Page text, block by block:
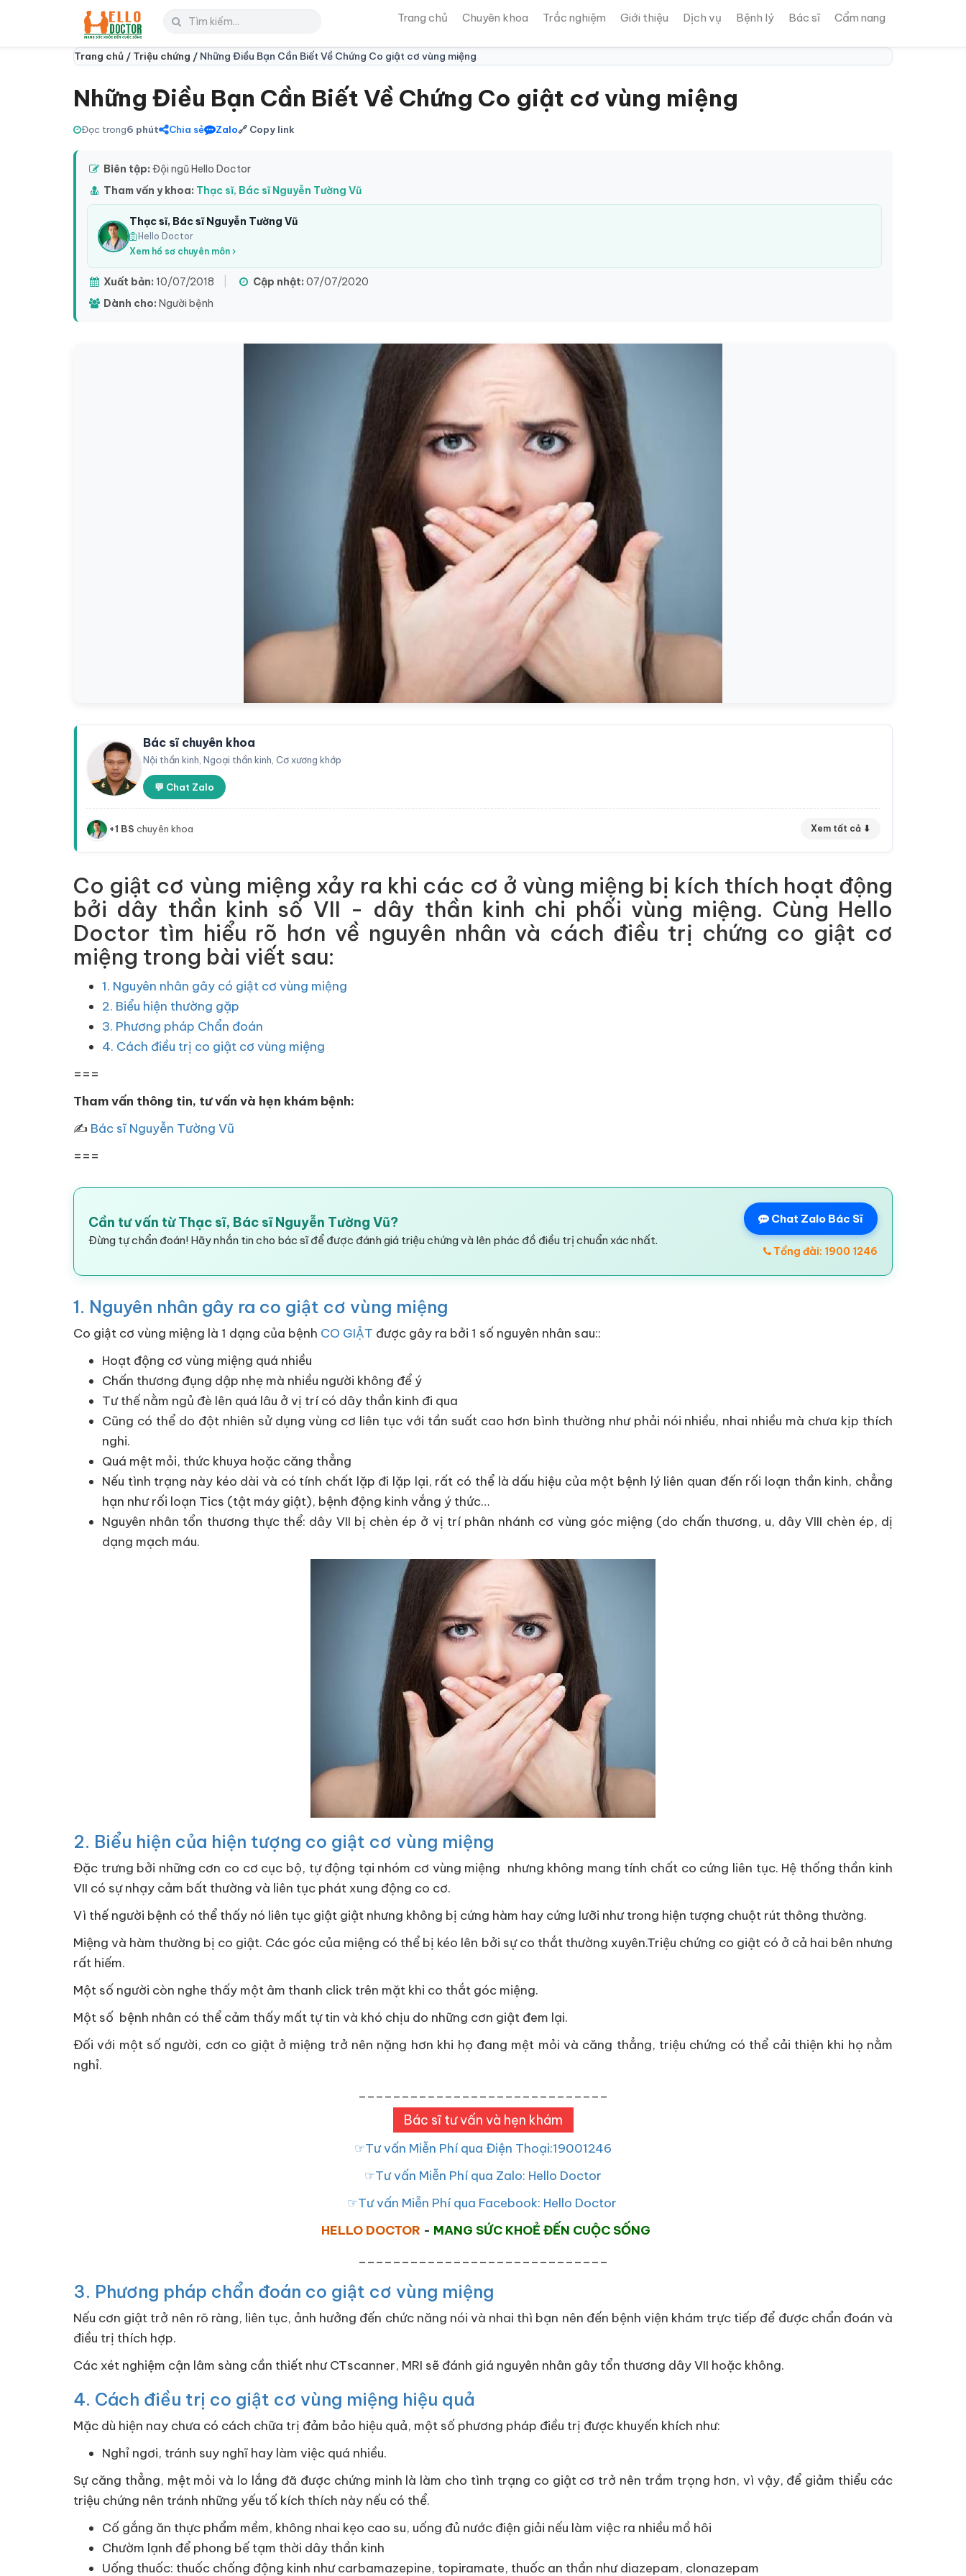
Trang chủ Chuyên khoa Trắc nghiệm Giới thiệu Dịch vụ Bệnh lý Bác sĩ Cẩm nang
Trang chủ / Triệu chứng / Những Điều Bạn Cần Biết Về Chứng Co giật cơ vùng miệng
Những Điều Bạn Cần Biết Về Chứng Co giật cơ vùng miệng
Đọc trong6 phút Chia sẻ Zalo🔗 Copy link
Biên tập: Đội ngũ Hello Doctor
Tham vấn y khoa: Thạc sĩ, Bác sĩ Nguyễn Tường Vũ
Thạc sĩ, Bác sĩ Nguyễn Tường Vũ
Hello Doctor
Xem hồ sơ chuyên môn ›
Xuất bản: 10/07/2018 Cập nhật: 07/07/2020
Dành cho: Người bệnh
Bác sĩ chuyên khoa
Nội thần kinh, Ngoại thần kinh, Cơ xương khớp
💬 Chat Zalo
+1 BS chuyên khoa Xem tất cả ⬇
Co giật cơ vùng miệng xảy ra khi các cơ ở vùng miệng bị kích thích hoạt động
bởi dây thần kinh số VII - dây thần kinh chi phối vùng miệng. Cùng Hello
Doctor tìm hiểu rõ hơn về nguyên nhân và cách điều trị chứng co giật cơ
miệng trong bài viết sau:
1. Nguyên nhân gây có giật cơ vùng miệng
2. Biểu hiện thường gặp
3. Phương pháp Chẩn đoán
4. Cách điều trị co giật cơ vùng miệng
===
Tham vấn thông tin, tư vấn và hẹn khám bệnh:
✍ Bác sĩ Nguyễn Tường Vũ
===
Cần tư vấn từ Thạc sĩ, Bác sĩ Nguyễn Tường Vũ?
Đừng tự chẩn đoán! Hãy nhắn tin cho bác sĩ để được đánh giá triệu chứng và lên phác đồ điều trị chuẩn xác nhất.
Chat Zalo Bác Sĩ
Tổng đài: 1900 1246
1. Nguyên nhân gây ra co giật cơ vùng miệng
Co giật cơ vùng miệng là 1 dạng của bệnh CO GIẬT được gây ra bởi 1 số nguyên nhân sau::
Hoạt động cơ vùng miệng quá nhiều
Chấn thương đụng dập nhẹ mà nhiều người không để ý
Tư thế nằm ngủ đè lên quá lâu ở vị trí có dây thần kinh đi qua
Cũng có thể do đột nhiên sử dụng vùng cơ liên tục với tần suất cao hơn bình thường như phải nói nhiều, nhai nhiều mà chưa kịp thích
nghi.
Quá mệt mỏi, thức khuya hoặc căng thẳng
Nếu tình trạng này kéo dài và có tính chất lặp đi lặp lại, rất có thể là dấu hiệu của một bệnh lý liên quan đến rối loạn thần kinh, chẳng
hạn như rối loạn Tics (tật máy giật), bệnh động kinh vắng ý thức…
Nguyên nhân tổn thương thực thể: dây VII bị chèn ép ở vị trí phân nhánh cơ vùng góc miệng (do chấn thương, u, dây VIII chèn ép, dị
dạng mạch máu.
2. Biểu hiện của hiện tượng co giật cơ vùng miệng
Đặc trưng bởi những cơn co cơ cục bộ, tự động tại nhóm cơ vùng miệng nhưng không mang tính chất co cứng liên tục. Hệ thống thần kinh
VII có sự nhạy cảm bất thường và liên tục phát xung động co cơ.
Vì thế người bệnh có thể thấy nó liên tục giật giật nhưng không bị cứng hàm hay cứng lưỡi như trong hiện tượng chuột rút thông thường.
Miệng và hàm thường bị co giật. Các góc của miệng có thể bị kéo lên bởi sự co thắt thường xuyên.Triệu chứng co giật có ở cả hai bên nhưng
rất hiếm.
Một số người còn nghe thấy một âm thanh click trên mặt khi co thắt góc miệng.
Một số bệnh nhân có thể cảm thấy mất tự tin và khó chịu do những cơn giật đem lại.
Đối với một số người, cơn co giật ở miệng trở nên nặng hơn khi họ đang mệt mỏi và căng thẳng, triệu chứng có thể cải thiện khi họ nằm
nghỉ.
Bác sĩ tư vấn và hẹn khám
☞Tư vấn Miễn Phí qua Điện Thoại:19001246
☞Tư vấn Miễn Phí qua Zalo: Hello Doctor
☞Tư vấn Miễn Phí qua Facebook: Hello Doctor
HELLO DOCTOR - MANG SỨC KHOẺ ĐẾN CUỘC SỐNG
3. Phương pháp chẩn đoán co giật cơ vùng miệng
Nếu cơn giật trở nên rõ ràng, liên tục, ảnh hưởng đến chức năng nói và nhai thì bạn nên đến bệnh viện khám trực tiếp để được chẩn đoán và
điều trị thích hợp.
Các xét nghiệm cận lâm sàng cần thiết như CTscanner, MRI sẽ đánh giá nguyên nhân gây tổn thương dây VII hoặc không.
4. Cách điều trị co giật cơ vùng miệng hiệu quả
Mặc dù hiện nay chưa có cách chữa trị đảm bảo hiệu quả, một số phương pháp điều trị được khuyến khích như:
Nghỉ ngơi, tránh suy nghĩ hay làm việc quá nhiều.
Sự căng thẳng, mệt mỏi và lo lắng đã được chứng minh là làm cho tình trạng co giật cơ trở nên trầm trọng hơn, vì vậy, để giảm thiểu các
triệu chứng nên tránh những yếu tố kích thích này nếu có thể.
Cố gắng ăn thực phẩm mềm, không nhai kẹo cao su, uống đủ nước điện giải nếu làm việc ra nhiều mồ hôi
Chườm lạnh để phong bế tạm thời dây thần kinh
Uống thuốc: thuốc chống động kinh như carbamazepine, topiramate, thuốc an thần như diazepam, clonazepam